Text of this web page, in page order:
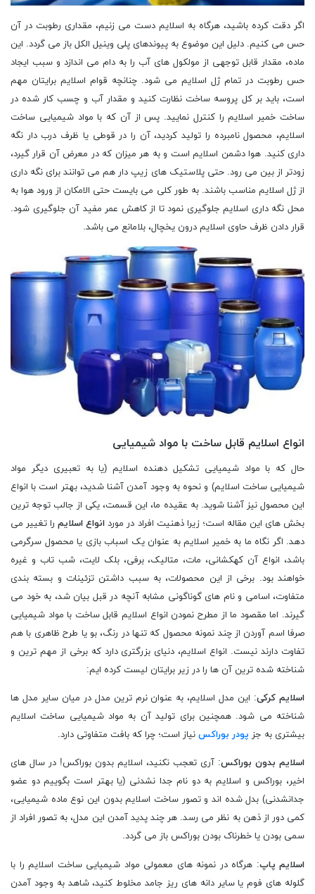
اگر دقت کرده باشید، هرگاه به اسلایم دست می زنیم، مقداری رطوبت در آن
حس می کنیم. دلیل این موضوع به پیوندهای پلی وینیل الکل باز می گردد. این
ماده، مقدار قابل توجهی از مولکول های آب را به دام می اندازد و سبب ایجاد
حس رطوبت در تمام ژل اسلایم می شود. چنانچه قوام اسلایم برایتان مهم
است، باید بر کل پروسه ساخت نظارت کنید و مقدار آب و چسب کار شده در
ساخت خمیر اسلایم را کنترل نمایید. پس از آن که با مواد شیمیایی ساخت
اسلایم، محصول نامبرده را تولید کردید، آن را در قوطی یا ظرف درب دار نگه
داری کنید. هوا دشمن اسلایم است و به هر میزان که در معرض آن قرار گیرد،
زودتر از بین می رود. حتی پلاستیک های زیپ دار هم می توانند برای نگه داری
از ژل اسلایم مناسب باشند. به طور کلی می بایست حتی الامکان از ورود هوا به
محل نگه داری اسلایم جلوگیری نمود تا از کاهش عمر مفید آن جلوگیری شود.
قرار دادن ظرف حاوی اسلایم درون یخچال، بلامانع می باشد.
انواع اسلایم قابل ساخت با مواد شیمیایی
حال که با مواد شیمیایی تشکیل دهنده اسلایم (یا به تعبیری دیگر مواد
شیمیایی ساخت اسلایم) و نحوه به وجود آمدن آشنا شدید، بهتر است با انواع
این محصول نیز آشنا شوید. به عقیده ما، این قسمت، یکی از جالب توجه ترین
بخش های این مقاله است؛ زیرا ذهنیت افراد در مورد انواع اسلایمرا تغییر می
دهد. اگر نگاه ما به خمیر اسلایم به عنوان یک اسباب بازی یا محصول سرگرمی
باشد، انواع آن کهکشانی، مات، متالیک، برفی، بلک لایت، شب تاب و غیره
خواهند بود. برخی از این محصولات، به سبب داشتن تزئینات و بسته بندی
متفاوت، اسامی و نام های گوناگونی مشابه آنچه در قبل بیان شد، به خود می
گیرند. اما مقصود ما از مطرح نمودن انواع اسلایم قابل ساخت با مواد شیمیایی
صرفا اسم آوردن از چند نمونه محصول که تنها در رنگ، بو یا طرح ظاهری با هم
تفاوت دارند نیست. انواع اسلایم، دنیای بزرگتری دارد که برخی از مهم ترین و
شناخته شده ترین آن ها را در زیر برایتان لیست کرده ایم:
اسلایم کرکی: این مدل اسلایم، به عنوان نرم ترین مدل در میان سایر مدل ها
شناخته می شود. همچنین برای تولید آن به مواد شیمیایی ساخت اسلایم
بیشتری به جز پودر بوراکس نیاز است؛ چرا که بافت متفاوتی دارد.
اسلایم بدون بوراکس: آری تعجب نکنید، اسلایم بدون بوراکس! در سال های
اخیر، بوراکس و اسلایم به دو نام جدا نشدنی (یا بهتر است بگوییم دو عضو
جدانشدنی) بدل شده اند و تصور ساخت اسلایم بدون این نوع ماده شیمیایی،
کمی دور از ذهن به نظر می رسد. هر چند پدید آمدن این مدل، به تصور افراد از
سمی بودن یا خطرناک بودن بوراکس باز می گردد.
اسلایم پاپ: هرگاه در نمونه های معمولی مواد شیمیایی ساخت اسلایم را با
گلوله های فوم یا سایر دانه های ریز جامد مخلوط کنید، شاهد به وجود آمدن